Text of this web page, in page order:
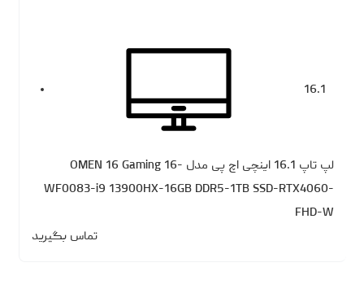
16.1
لپ تاپ 16.1 اینچی اچ‌ پی مدل OMEN 16 Gaming 16-
WF0083-i9 13900HX-16GB DDR5-1TB SSD-RTX4060-
FHD-W
تماس بگیرید